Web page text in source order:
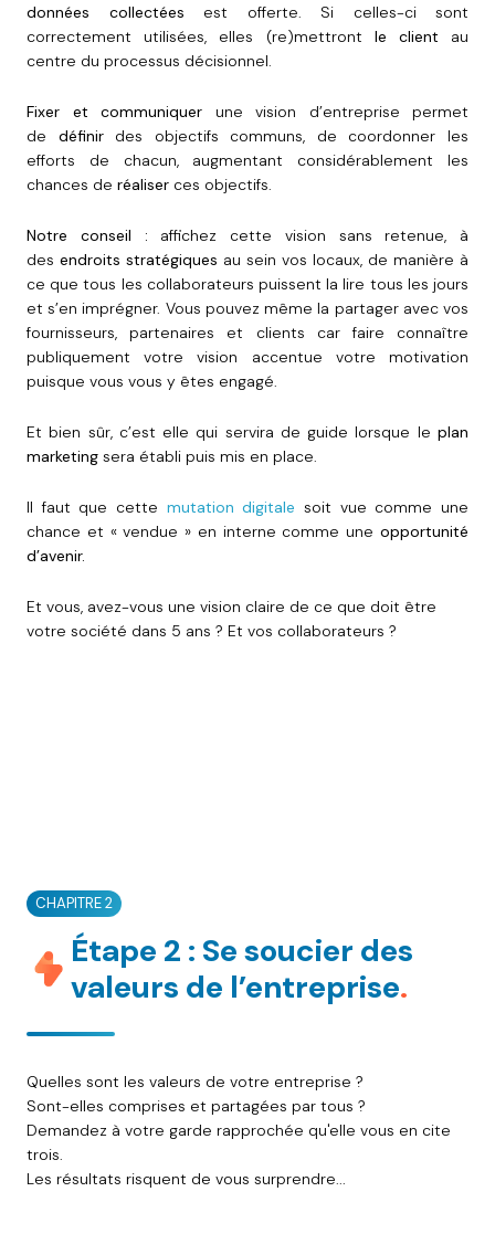
données collectées
est offerte. Si celles-ci sont
correctement utilisées, elles (re)mettront
le client
au
centre du processus décisionnel.
Fixer et communiquer
une vision d’entreprise permet
de
définir
des objectifs communs, de coordonner les
efforts de chacun, augmentant considérablement les
chances de réaliser ces objectifs.
Notre conseil :
affichez cette vision sans retenue, à
des endroits stratégiques au sein vos locaux, de manière à
ce que tous les collaborateurs puissent la lire tous les jours
et s’en imprégner. Vous pouvez même la partager avec vos
fournisseurs, partenaires et clients car faire connaître
publiquement votre vision accentue votre motivation
puisque vous vous y êtes engagé.
Et bien sûr, c’est elle qui servira de guide lorsque le plan
marketing sera établi puis mis en place.
Il faut que cette mutation digitale soit vue comme une
chance et « vendue » en interne comme une opportunité
d’avenir.
Et vous, avez-vous une vision claire de ce que doit être
votre société dans 5 ans ? Et vos collaborateurs ?
CHAPITRE 2
Étape 2 : Se soucier des
valeurs de l’entreprise.
Quelles sont les valeurs de votre entreprise ?
Sont-elles comprises et partagées par tous ?
Demandez à votre garde rapprochée qu'elle vous en cite
trois.
Les résultats risquent de vous surprendre...